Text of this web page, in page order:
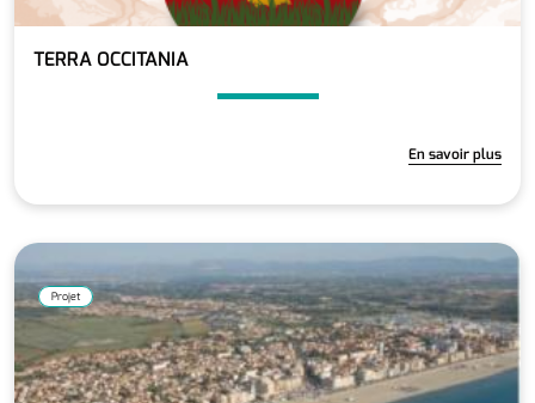
TERRA OCCITANIA
En savoir plus
Projet